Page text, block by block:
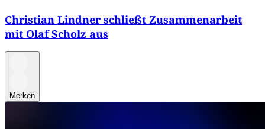
Christian Lindner schließt Zusammenarbeit
mit Olaf Scholz aus
Merken